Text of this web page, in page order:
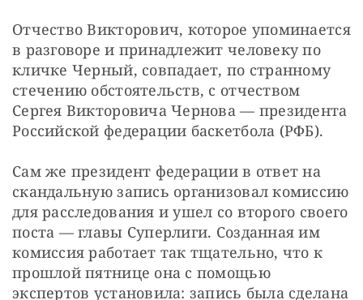
Отчество Викторович, которое упоминается
в разговоре и принадлежит человеку по
кличке Черный, совпадает, по странному
стечению обстоятельств, с отчеством
Сергея Викторовича Чернова — президента
Российской федерации баскетбола (РФБ).
Сам же президент федерации в ответ на
скандальную запись организовал комиссию
для расследования и ушел со второго своего
поста — главы Cуперлиги. Созданная им
комиссия работает так тщательно, что к
прошлой пятнице она с помощью
экспертов установила: запись была сделана